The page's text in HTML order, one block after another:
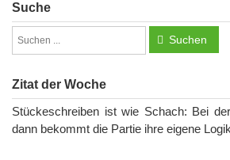
Suche
Suchen
Zitat der Woche
Stückeschreiben ist wie Schach: Bei
dann bekommt die Partie ihre eigene